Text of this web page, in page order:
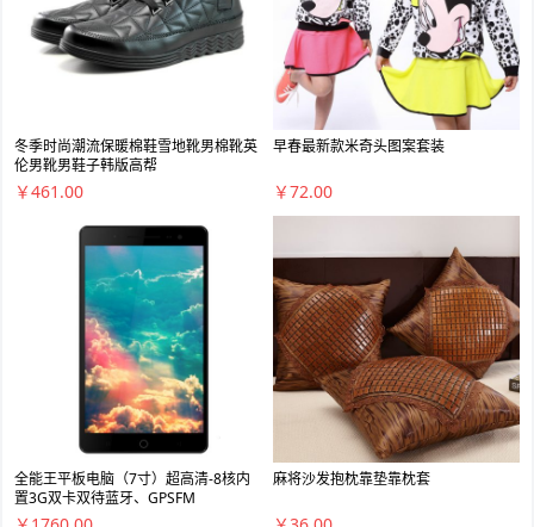
冬季时尚潮流保暖棉鞋雪地靴男棉靴英
伦男靴男鞋子韩版高帮
￥461.00
早春最新款米奇头图案套装
￥72.00
全能王平板电脑（7寸）超高清-8核内
置3G双卡双待蓝牙、GPSFM
麻将沙发抱枕靠垫靠枕套